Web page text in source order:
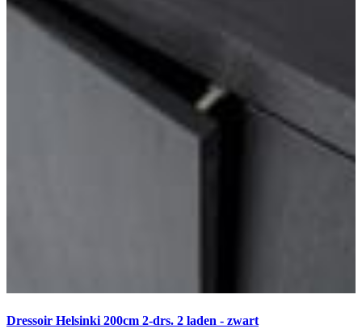
Dressoir Helsinki 200cm 2-drs. 2 laden - zwart